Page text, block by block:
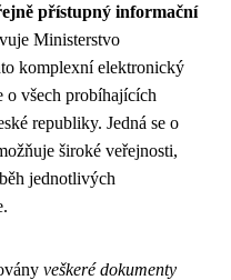
přístupný informační
Ministerstvo
komplexní elektronický
o všech probíhajících
republiky. Jedná se o
široké veřejnosti,
jednotlivých
veškeré dokumenty